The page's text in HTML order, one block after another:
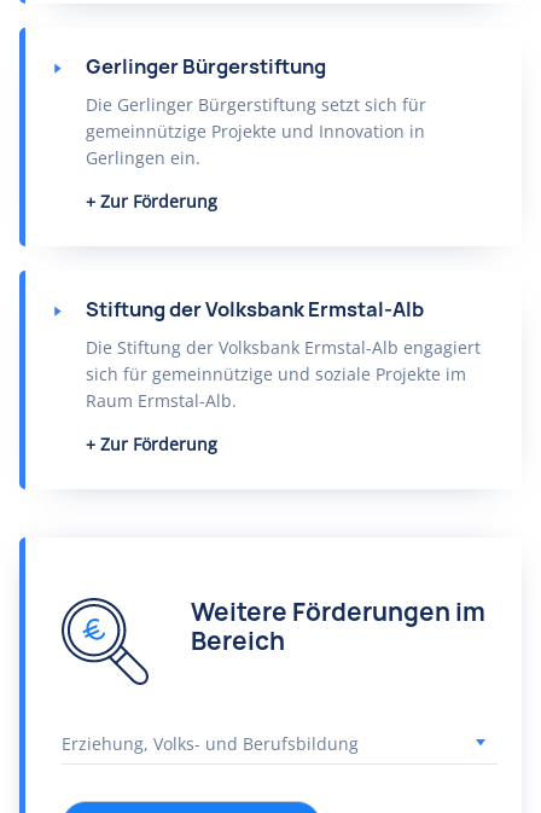
Gerlinger Bürgerstiftung
Die Gerlinger Bürgerstiftung setzt sich für
gemeinnützige Projekte und Innovation in
Gerlingen ein.
Zur Förderung
Stiftung der Volksbank Ermstal-Alb
Die Stiftung der Volksbank Ermstal-Alb engagiert
sich für gemeinnützige und soziale Projekte im
Raum Ermstal-Alb.
Zur Förderung
Weitere Förderungen im
Bereich